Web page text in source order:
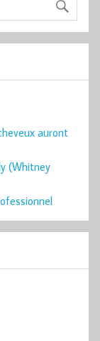
auront
(Whitney